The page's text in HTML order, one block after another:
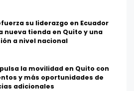
su liderazgo en Ecuador
nueva tienda en Quito y una
a nivel nacional
la movilidad en Quito con
y más oportunidades de
adicionales